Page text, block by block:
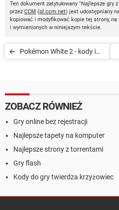
Ten dokument zatytułowany "Najlepsze
przez CCM (pl.ccm.net) jest udostępniany
kopiować i modyfikować kopie tej strony,
i wymienionych w niniejszym tekście.
Pokémon White 2 - kody i
ZOBACZ RÓWNIEŻ
Gry online bez rejestracji
Najlepsze tapety na komputer
Najlepsze strony z torrentami
Gry flash
Kody do gry twierdza krzyżowiec